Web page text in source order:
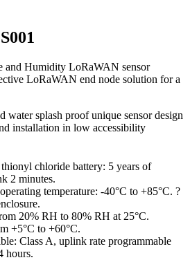
and Humidity LoRaWAN sensor
LoRaWAN end node solution for a
water splash proof unique sensor design
installation in low accessibility
chloride battery: 5 years of
2 minutes.
temperature: -40°C to +85°C. ?
20% RH to 80% RH at 25°C.
+5°C to +60°C.
Class A, uplink rate programmable
hours.